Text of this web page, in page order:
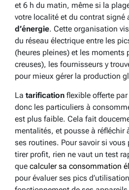
et 6 h du matin, même si la
votre localité et du contrat signé
d’énergie. Cette organisation
du réseau électrique entre les
(heures pleines) et les moments
creuses), les fournisseurs y
pour mieux gérer la production
La tarification flexible offerte
donc les particuliers à
est plus faible. Cela fait
mentalités, et pousse à réfléchir
ses routines. Pour savoir si vous
tirer profit, rien ne vaut un test
que calculer sa consommation
pour évaluer ses pics